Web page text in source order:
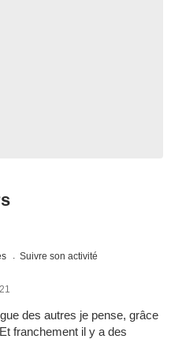
Suivre son activité
des autres je pense, grâce
franchement il y a des